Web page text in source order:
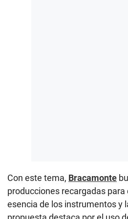
Con este tema, Bracamonte
producciones recargadas para
esencia de los instrumentos y